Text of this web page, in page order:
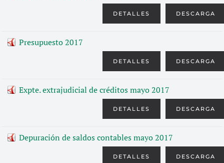
DESCARGA
DETALLES
Presupuesto 2017
DESCARGA
DETALLES
Expte. extrajudicial de créditos mayo 2017
DESCARGA
DETALLES
Depuración de saldos contables mayo 2017
DESCARGA
DETALLES